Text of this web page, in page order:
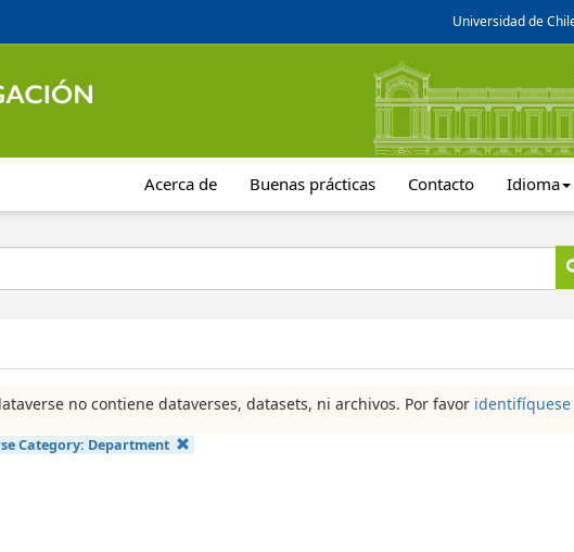
Universidad de
Acerca de Buenas prácticas Contacto Idioma
no contiene dataverses, datasets, ni archivos. Por favor identifíquese
Category: Department